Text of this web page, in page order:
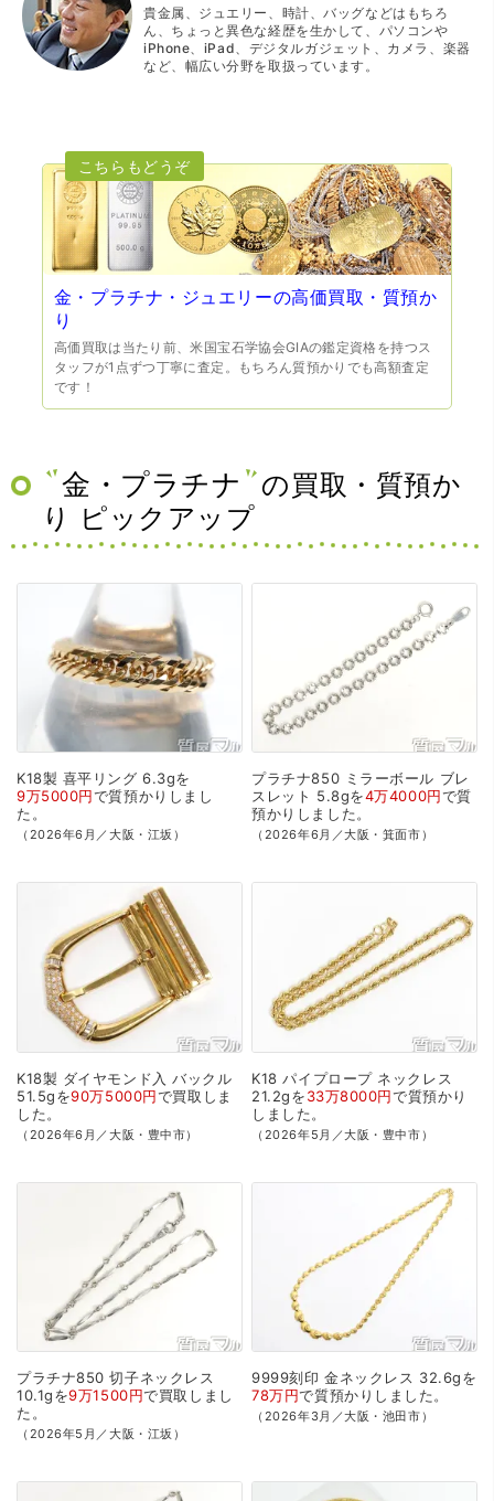
貴金属、ジュエリー、時計、バッグなどはもちろ
ん、ちょっと異色な経歴を生かして、パソコンや
iPhone、iPad、デジタルガジェット、カメラ、楽器
など、幅広い分野を取扱っています。
金・プラチナ・ジュエリーの高価買取・質預か
り
高価買取は当たり前、米国宝石学協会GIAの鑑定資格を持つス
タッフが1点ずつ丁寧に査定。もちろん質預かりでも高額査定
です！
金・プラチナ
の買取・質預か
り ピックアップ
K18製 喜平リング 6.3gを
9万5000円で質預かり しまし
た。
（2026年6月／大阪・江坂）
プラチナ850 ミラーボール ブレ
スレット 5.8gを4万4000円で質
預かり しました。
（2026年6月／大阪・箕面市）
K18製 ダイヤモンド入 バックル
51.5gを90万5000円で買取 しま
した。
（2026年6月／大阪・豊中市）
K18 パイプロープネックレス
21.2gを33万8000円で質預かり
しました。
（2026年5月／大阪・豊中市）
プラチナ850 切子ネックレス
10.1gを9万1500円で買取 しまし
た。
（2026年5月／大阪・江坂）
9999刻印 金ネックレス 32.6gを
78万円で質預かり しました。
（2026年3月／大阪・池田市）